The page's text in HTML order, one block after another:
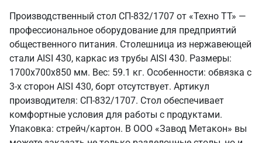
Производственный стол СП-832/1707 от «Техно ТТ» —
профессиональное оборудование для предприятий
общественного питания. Столешница из нержавеющей
стали AISI 430, каркас из трубы AISI 430. Размеры:
1700x700x850 мм. Вес: 59.1 кг. Особенности: обвязка с
3-х сторон AISI 430, борт отсутствует. Артикул
производителя: СП-832/1707. Стол обеспечивает
комфортные условия для работы с продуктами.
Упаковка: стрейч/картон. В ООО «Завод Метакон» вы